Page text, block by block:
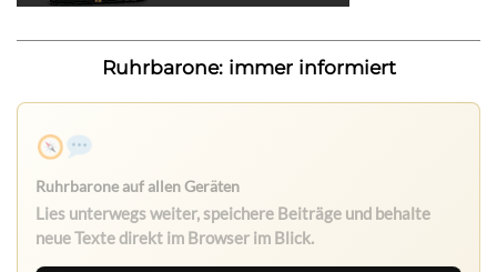
Ruhrbarone: immer informiert
Ruhrbarone auf allen Geräten
Lies unterwegs weiter, speichere Beiträge und behalte
neue Texte direkt im Browser im Blick.